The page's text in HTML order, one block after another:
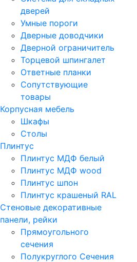
дверей
Умные пороги
Дверные доводчики
Дверной ограничитель
Торцевой шпингалет
Ответные планки
Сопутствующие
товары
Корпусная мебель
Шкафы
Столы
Плинтус
Плинтус МДФ белый
Плинтус МДФ wood
Плинтус шпон
Плинтус крашеный RAL
Стеновые декоративные
панели, рейки
Прямоугольного
сечения
Полукруглого Сечения